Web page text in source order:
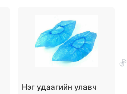
Нэг удаагийн улавч